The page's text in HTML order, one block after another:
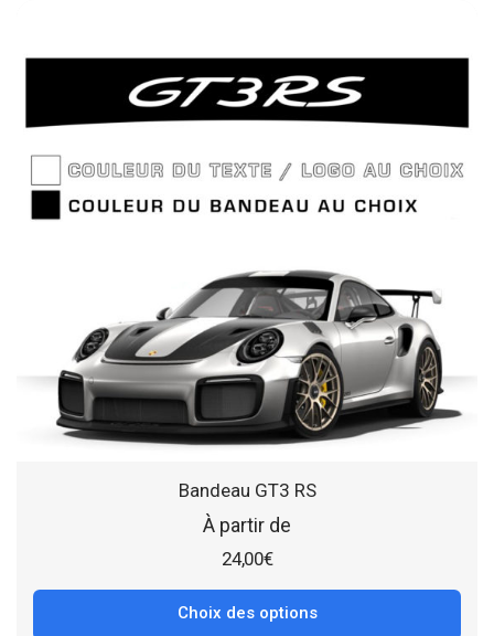
Bandeau GT3 RS
À partir de
24,00€
Choix des options